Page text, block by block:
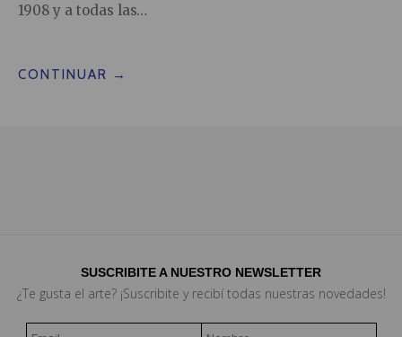
1908 y a todas las…
CONTINUAR →
SUSCRIBITE A NUESTRO NEWSLETTER
¿Te gusta el arte? ¡Suscribite y recibí todas nuestras novedades!